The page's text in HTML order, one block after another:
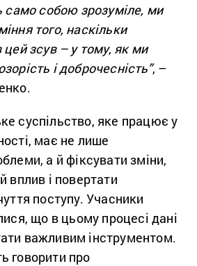
само собою зрозуміле, ми
того, наскільки
цей зсув – у тому, як ми
і доброчесність”, –
суспільство, яке працює у
має не лише
а й фіксувати зміни,
вплив і повертати
поступу. Учасники
що в цьому процесі дані
важливим інструментом.
говорити про